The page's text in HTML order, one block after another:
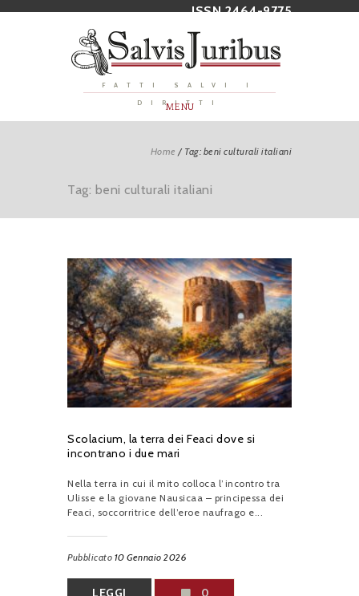
ISSN 2464-9775
FATTI SALVI I
DIRITTI
MENU
Home / Tag: beni culturali italiani
Tag: beni culturali italiani
Scolacium, la terra dei Feaci dove si
incontrano i due mari
Nella terra in cui il mito colloca l’incontro tra
Ulisse e la giovane Nausicaa – principessa dei
Feaci, soccorritrice dell’eroe naufrago e...
Pubblicato 10 Gennaio 2026
LEGGI 0